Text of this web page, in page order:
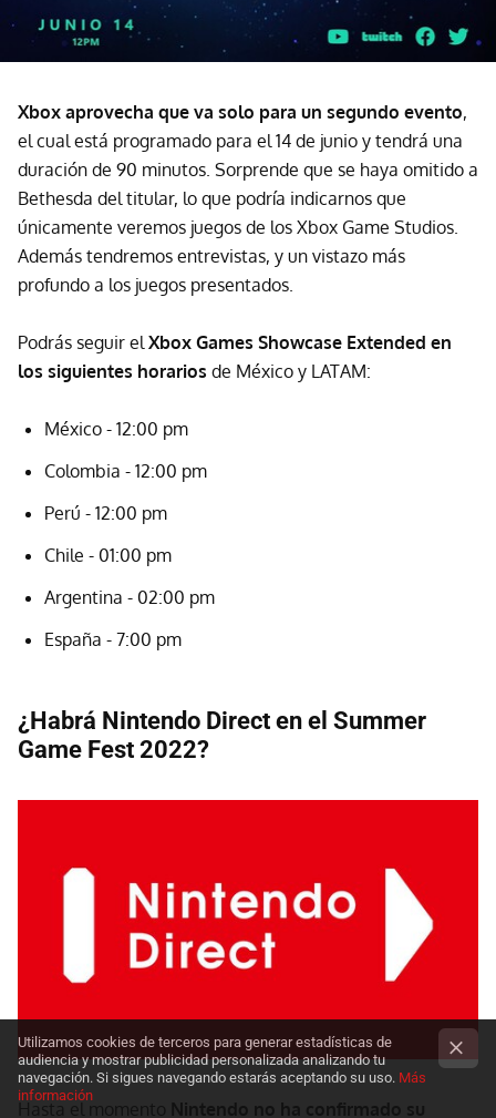
Xbox aprovecha que va solo para un segundo evento,
el cual está programado para el 14 de junio y tendrá una
duración de 90 minutos. Sorprende que se haya omitido a
Bethesda del titular, lo que podría indicarnos que
únicamente veremos juegos de los Xbox Game Studios.
Además tendremos entrevistas, y un vistazo más
profundo a los juegos presentados.
Podrás seguir el Xbox Games Showcase Extended en
los siguientes horarios de México y LATAM:
México - 12:00 pm
Colombia - 12:00 pm
Perú - 12:00 pm
Chile - 01:00 pm
Argentina - 02:00 pm
España - 7:00 pm
¿Habrá Nintendo Direct en el Summer
Game Fest 2022?
Hasta el momento Nintendo no ha confirmado su
Utilizamos cookies de terceros para generar estadísticas de
audiencia y mostrar publicidad personalizada analizando tu
navegación. Si sigues navegando estarás aceptando su uso. Más
información